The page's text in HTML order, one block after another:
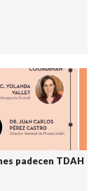
padecen TDAH